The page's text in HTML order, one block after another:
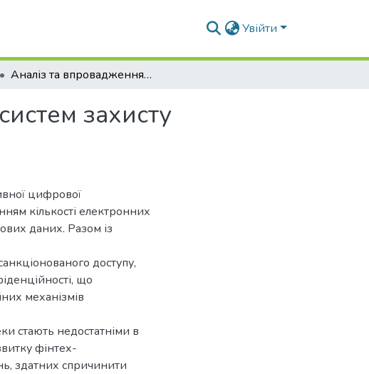
Увійти
Аналіз та впровадження криптографічних систем захисту фінансових операцій
захисту
цифрової
кількості електронних
даних. Разом із
доступу,
що
механізмів
стають недостатніми в
фінтех-
здатних спричинити